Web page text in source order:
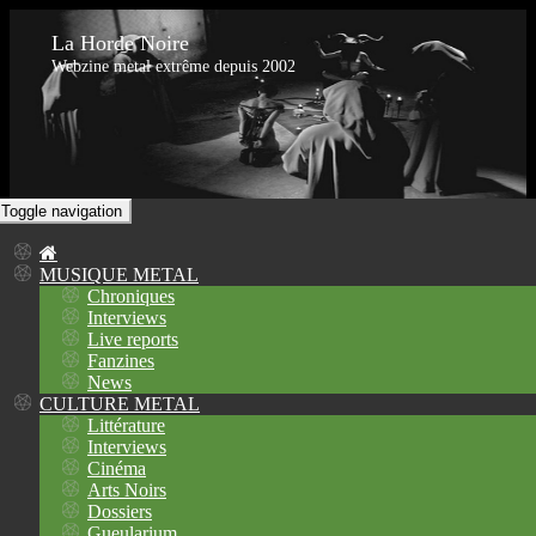
La Horde Noire
Webzine metal extrême depuis 2002
Toggle navigation
MUSIQUE METAL
Chroniques
Interviews
Live reports
Fanzines
News
CULTURE METAL
Littérature
Interviews
Cinéma
Arts Noirs
Dossiers